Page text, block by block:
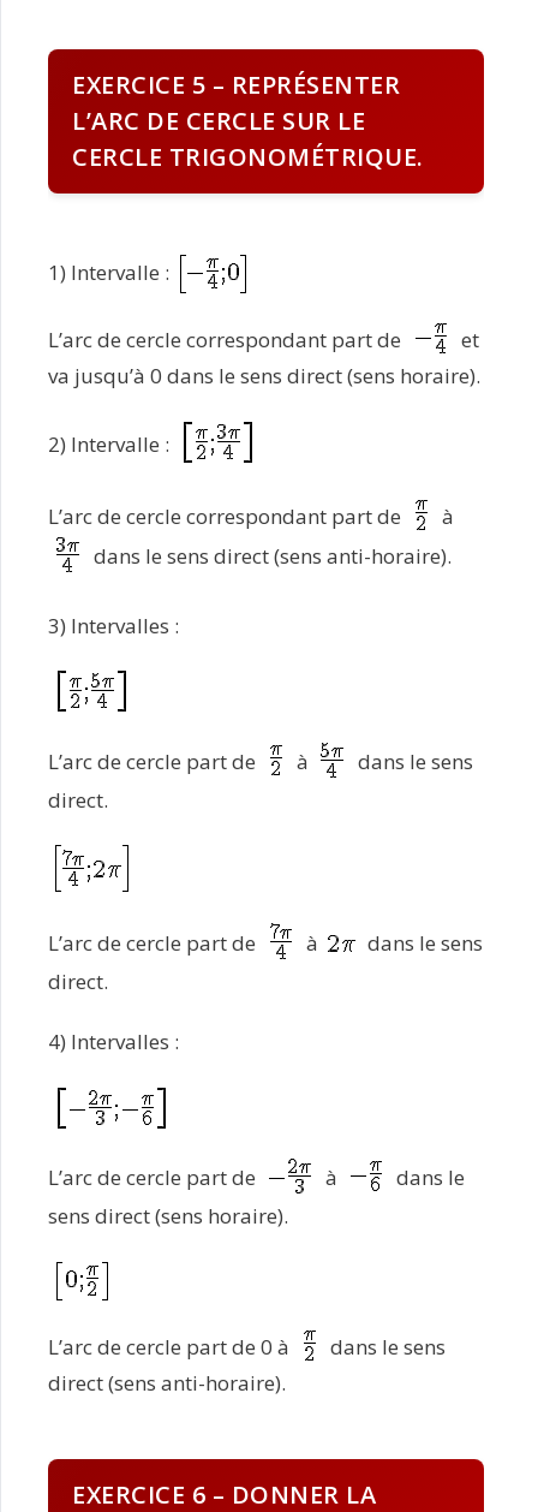
EXERCICE 5 – REPRÉSENTER
L’ARC DE CERCLE SUR LE
CERCLE TRIGONOMÉTRIQUE.
1) Intervalle :
L’arc de cercle correspondant part de
et
va jusqu’à 0 dans le sens direct (sens horaire).
2) Intervalle :
L’arc de cercle correspondant part de
à
dans le sens direct (sens anti-horaire).
3) Intervalles :
L’arc de cercle part de à
dans le sens
direct.
L’arc de cercle part de à
dans le sens
direct.
4) Intervalles :
L’arc de cercle part de à
dans le
sens direct (sens horaire).
L’arc de cercle part de 0 à
dans le sens
direct (sens anti-horaire).
EXERCICE 6 – DONNER LA